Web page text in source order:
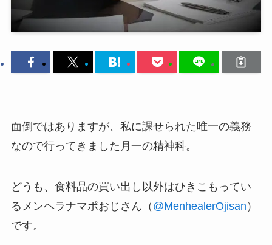
面倒ではありますが、私に課せられた唯一の義務
なので行ってきました月一の精神科。
どうも、食料品の買い出し以外はひきこもってい
るメンヘラナマポおじさん（ @MenhealerOjisan ）
です。